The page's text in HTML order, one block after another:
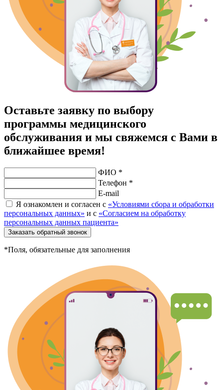
Оставьте заявку по выбору
программы медицинского
обслуживания и мы свяжемся с Вами в
ближайшее время!
ФИО *
Телефон *
E-mail
Я ознакомлен и согласен с «Условиями сбора и обработки
персональных данных» и с «Согласием на обработку
персональных данных пациента»
Заказать обратный звонок
*Поля, обязательные для заполнения